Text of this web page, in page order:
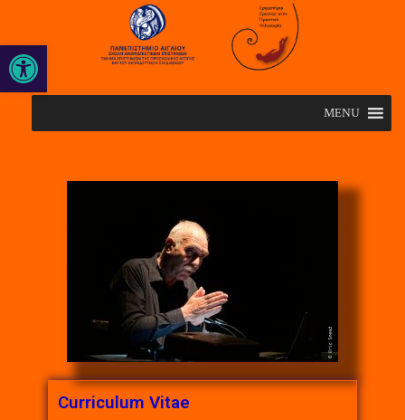
Open toolbar
MENU
Curriculum Vitae